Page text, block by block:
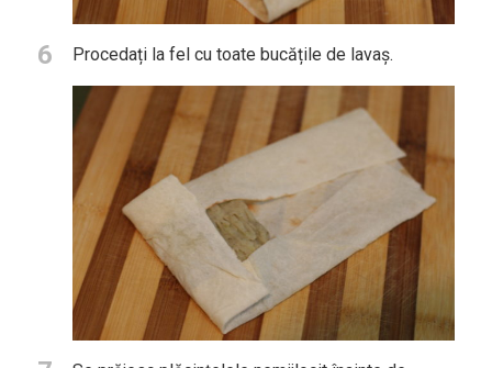
6 Procedați la fel cu toate bucățile de lavaș.